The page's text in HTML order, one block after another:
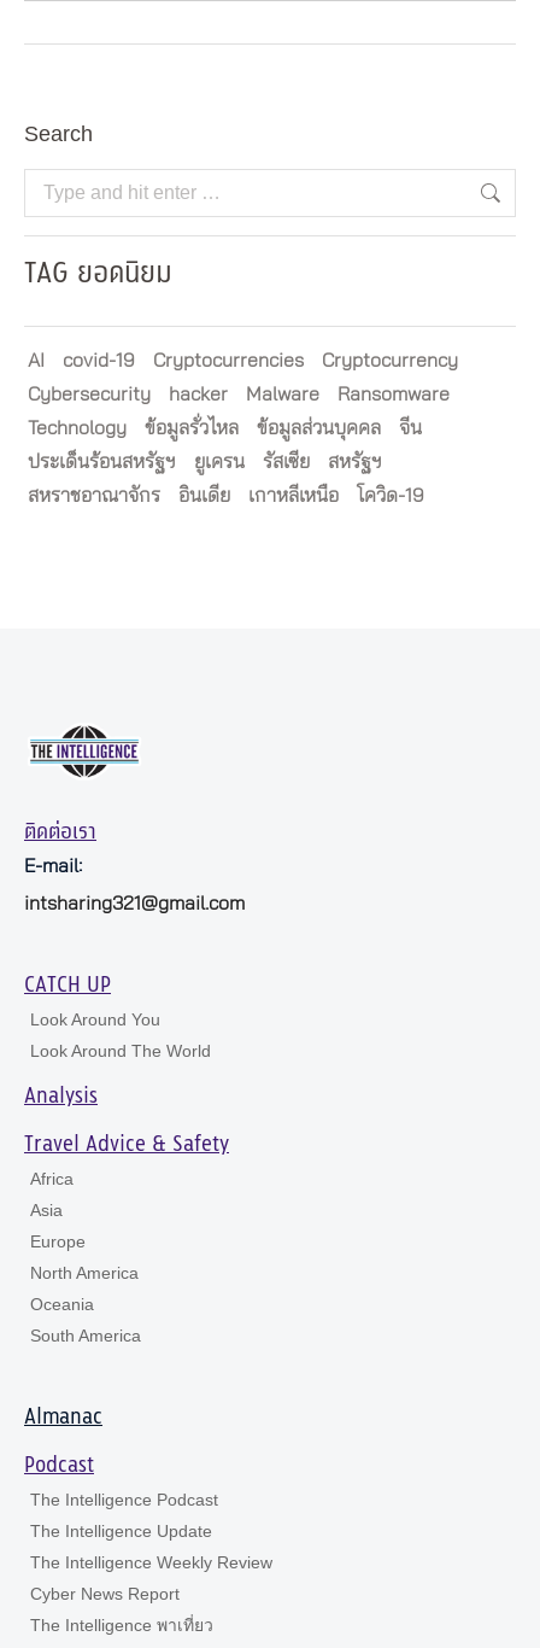
Search
Search:
TAG ยอดนิยม
AI covid-19 Cryptocurrencies
Cryptocurrency
Cybersecurity
hacker Malware
Ransomware
Technology
ข้อมูลรั่วไหล ข้อมูลส่วนบุคคล
จีน
ประเด็นร้อนสหรัฐฯ
ยูเครน รัสเซีย
สหรัฐฯ
สหราชอาณาจักร
อินเดีย เกาหลีเหนือ โควิด-19
ติดต่อเรา
E-mail:
intsharing321@gmail.com
CATCH UP
Look Around You
Look Around The World
Analysis
Travel Advice & Safety
Africa
Asia
Europe
North America
Oceania
South America
Almanac
Podcast
The Intelligence Podcast
The Intelligence Update
The Intelligence Weekly Review
Cyber News Report
The Intelligence พาเที่ยว